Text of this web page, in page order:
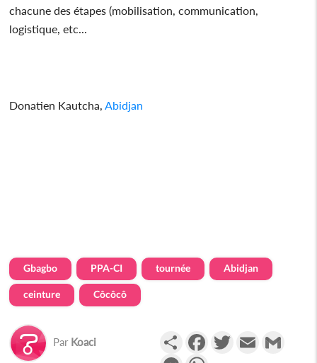
chacune des étapes (mobilisation, communication,
logistique, etc...
Donatien Kautcha, Abidjan
Gbagbo PPA-CI tournée Abidjan
ceinture Côcôcô
Par Koaci PartagerFacebookTwitterEmail
Messenger